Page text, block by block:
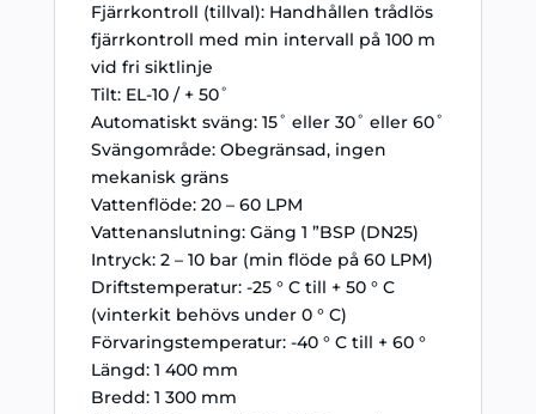
Fjärrkontroll (tillval): Handhållen trådlös
fjärrkontroll med min intervall på 100 m
vid fri siktlinje
Tilt: EL-10 / + 50˚
Automatiskt sväng: 15˚ eller 30˚ eller 60˚
Svängområde: Obegränsad, ingen
mekanisk gräns
Vattenflöde: 20 – 60 LPM
Vattenanslutning: Gäng 1 ”BSP (DN25)
Intryck: 2 – 10 bar (min flöde på 60 LPM)
Driftstemperatur: -25 ° C till + 50 ° C
(vinterkit behövs under 0 ° C)
Förvaringstemperatur: -40 ° C till + 60 °
Längd: 1 400 mm
Bredd: 1 300 mm